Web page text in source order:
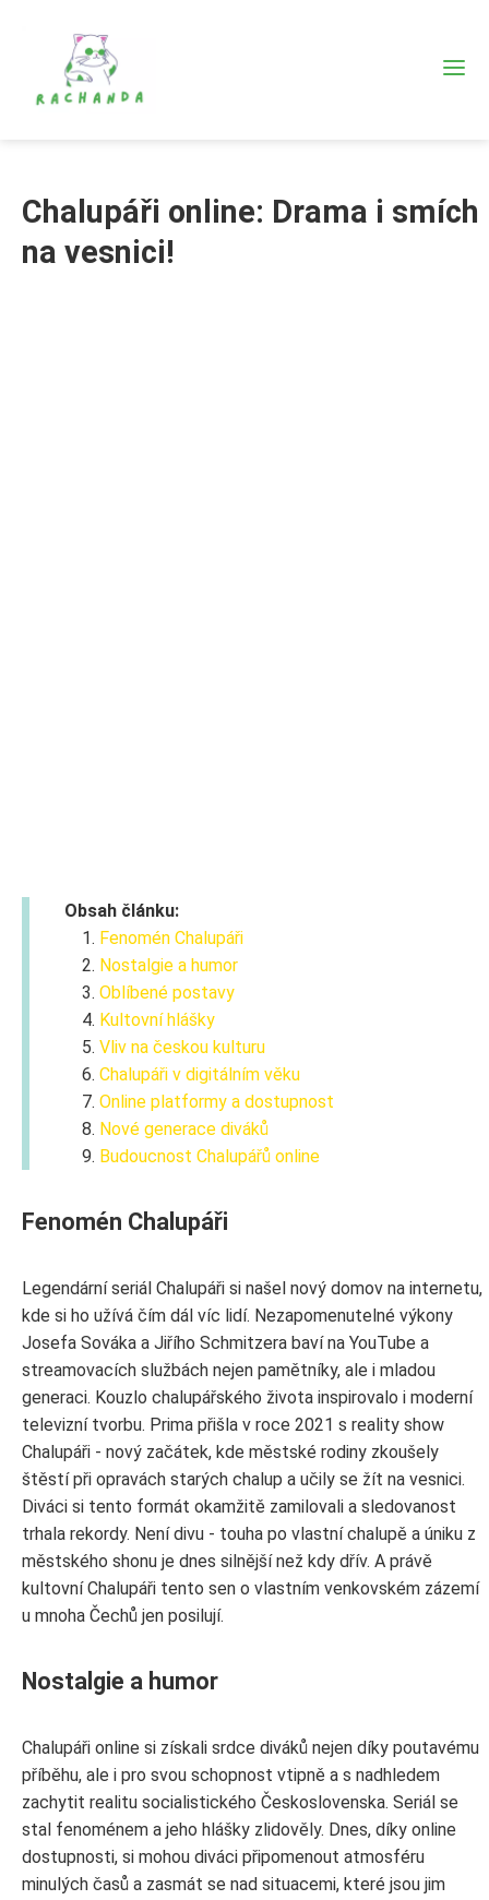
Chalupáři online: Drama i smích
na vesnici!
Obsah článku:
Fenomén Chalupáři
Nostalgie a humor
Oblíbené postavy
Kultovní hlášky
Vliv na českou kulturu
Chalupáři v digitálním věku
Online platformy a dostupnost
Nové generace diváků
Budoucnost Chalupářů online
Fenomén Chalupáři
Legendární seriál Chalupáři si našel nový domov na internetu,
kde si ho užívá čím dál víc lidí. Nezapomenutelné výkony
Josefa Sováka a Jiřího Schmitzera baví na YouTube a
streamovacích službách nejen pamětníky, ale i mladou
generaci. Kouzlo chalupářského života inspirovalo i moderní
televizní tvorbu. Prima přišla v roce 2021 s reality show
Chalupáři - nový začátek, kde městské rodiny zkoušely
štěstí při opravách starých chalup a učily se žít na vesnici.
Diváci si tento formát okamžitě zamilovali a sledovanost
trhala rekordy. Není divu - touha po vlastní chalupě a úniku z
městského shonu je dnes silnější než kdy dřív. A právě
kultovní Chalupáři tento sen o vlastním venkovském zázemí
u mnoha Čechů jen posilují.
Nostalgie a humor
Chalupáři online si získali srdce diváků nejen díky poutavému
příběhu, ale i pro svou schopnost vtipně a s nadhledem
zachytit realitu socialistického Československa. Seriál se
stal fenoménem a jeho hlášky zlidověly. Dnes, díky online
dostupnosti, si mohou diváci připomenout atmosféru
minulých časů a zasmát se nad situacemi, které jsou jim